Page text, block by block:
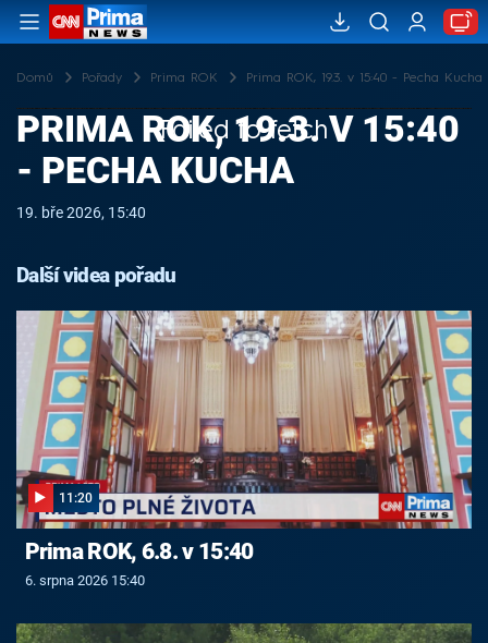
Domů Pořady Prima ROK Prima ROK, 19.3. v 15:40 - Pecha Kucha
Failed to fetch
PRIMA ROK, 19.3. V 15:40
- PECHA KUCHA
19. bře 2026, 15:40
Další videa pořadu
11:20
Prima ROK, 6.8. v 15:40
6. srpna 2026 15:40